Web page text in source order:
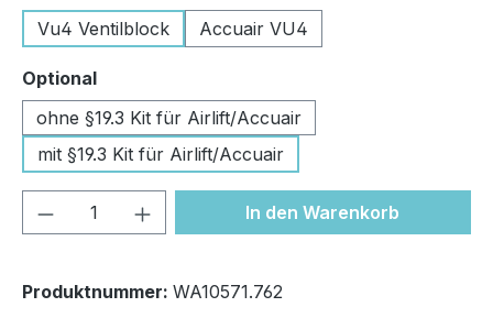
Vu4 Ventilblock
Accuair VU4
Optionalauswählen
ohne §19.3 Kit für Airlift/Accuair
mit §19.3 Kit für Airlift/Accuair
Produkt Anzahl: Gib denIn den Warenkorb
Produktnummer: WA10571.762